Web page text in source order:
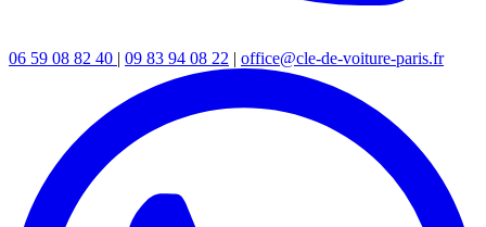
06 59 08 82 40 | 09 83 94 08 22 | office@cle-de-voiture-paris.fr